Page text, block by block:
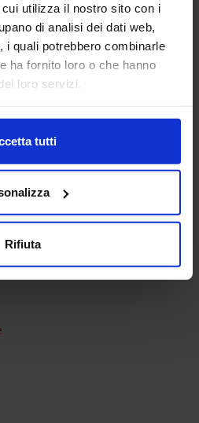
utilizza il nostro sito con i
di analisi dei dati web,
i quali potrebbero combinarle
ha fornito loro o che hanno
loro servizi.
tutti
Rifiuta